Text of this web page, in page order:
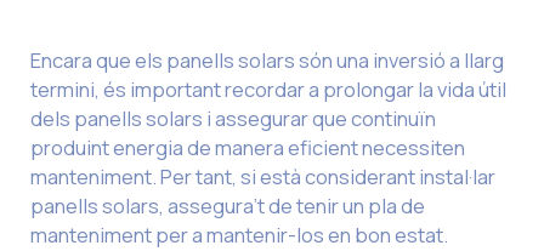
Encara que els panells solars són una inversió a llarg
termini, és important recordar a prolongar la vida útil
dels panells solars i assegurar que continuïn
produint energia de manera eficient necessiten
manteniment. Per tant, si està considerant instal·lar
panells solars, assegura’t de tenir un pla de
manteniment per a mantenir-los en bon estat.